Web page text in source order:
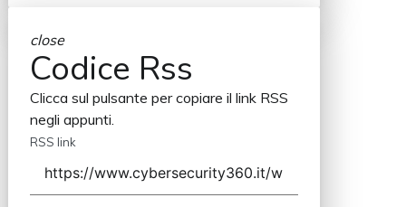
close
Codice Rss
Clicca sul pulsante per copiare il link RSS
negli appunti.
RSS link